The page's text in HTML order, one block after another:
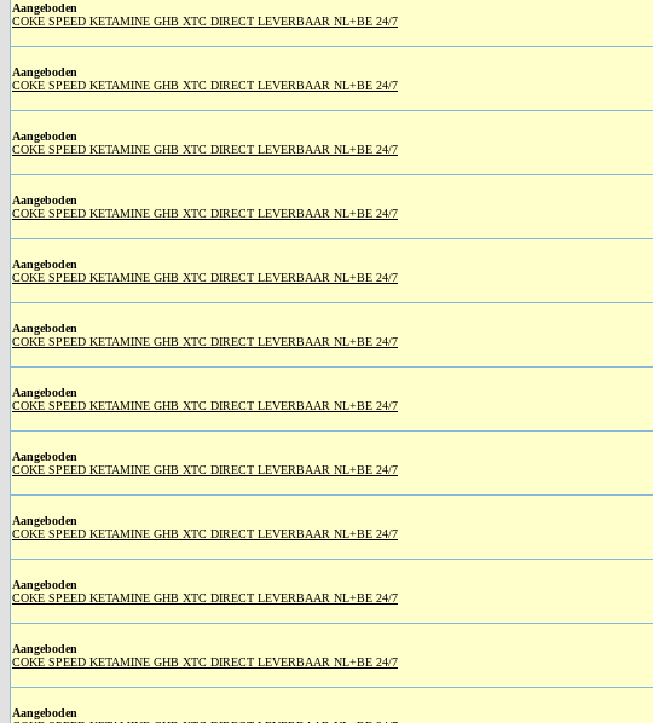
Aangeboden
COKE SPEED KETAMINE GHB XTC DIRECT LEVERBAAR NL+BE 24/7
Aangeboden
COKE SPEED KETAMINE GHB XTC DIRECT LEVERBAAR NL+BE 24/7
Aangeboden
COKE SPEED KETAMINE GHB XTC DIRECT LEVERBAAR NL+BE 24/7
Aangeboden
COKE SPEED KETAMINE GHB XTC DIRECT LEVERBAAR NL+BE 24/7
Aangeboden
COKE SPEED KETAMINE GHB XTC DIRECT LEVERBAAR NL+BE 24/7
Aangeboden
COKE SPEED KETAMINE GHB XTC DIRECT LEVERBAAR NL+BE 24/7
Aangeboden
COKE SPEED KETAMINE GHB XTC DIRECT LEVERBAAR NL+BE 24/7
Aangeboden
COKE SPEED KETAMINE GHB XTC DIRECT LEVERBAAR NL+BE 24/7
Aangeboden
COKE SPEED KETAMINE GHB XTC DIRECT LEVERBAAR NL+BE 24/7
Aangeboden
COKE SPEED KETAMINE GHB XTC DIRECT LEVERBAAR NL+BE 24/7
Aangeboden
COKE SPEED KETAMINE GHB XTC DIRECT LEVERBAAR NL+BE 24/7
Aangeboden